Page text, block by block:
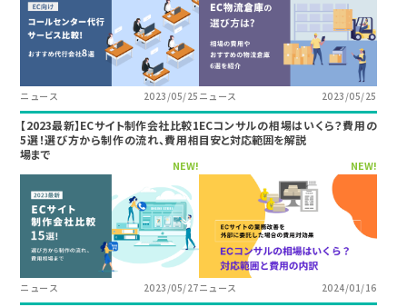
ニュース 2023/05/25 ニュース 2023/05/25
【2023最新】ECサイト制作会社比較1
5選！選び方から制作の流れ、費用相
場まで
NEW!
ニュース 2023/05/27
ECコンサルの相場はいくら？費用の
目安と対応範囲を解説
NEW!
ニュース 2024/01/16